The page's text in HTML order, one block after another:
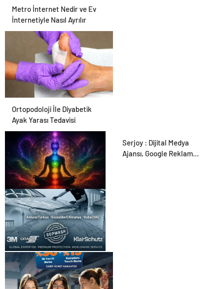
Metro İnternet Nedir ve Ev
İnternetiyle Nasıl Ayrılır
Ortopodoloji İle Diyabetik
Ayak Yarası Tedavisi
Zihnin Gizemli Sınırları ve
Ötesi : Nasılnedir.com
Serjoy : Dijital Medya
Ajansı, Google Reklam
UETDS Nedir ? Uetds.com
İle Akıllı Dijital Taşımacılık
Yazılımı